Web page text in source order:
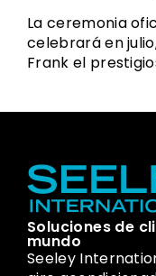
La ceremonia
celebrará en
Frank el
Soluciones de
mundo
Seeley